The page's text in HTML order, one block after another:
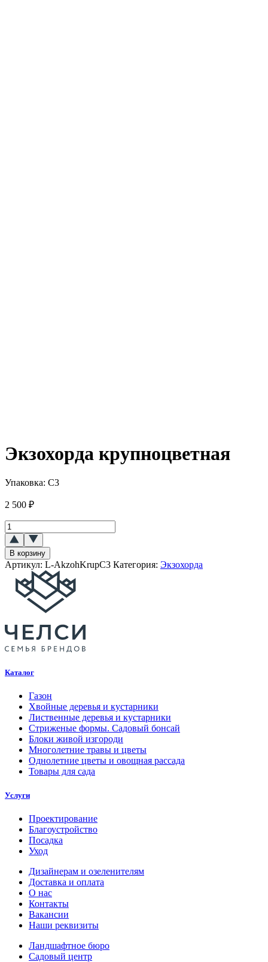
Экзохорда крупноцветная
Упаковка: C3
2 500 ₽
Количество
товара
Экзохорда
крупноцветная
В корзину
Артикул: L-AkzohKrupC3 Категория: Экзохорда
Каталог
Газон
Хвойные деревья и кустарники
Лиственные деревья и кустарники
Стриженые формы. Садовый бонсай
Блоки живой изгороди
Многолетние травы и цветы
Однолетние цветы и овощная рассада
Товары для сада
Услуги
Проектирование
Благоустройство
Посадка
Уход
Дизайнерам и озеленителям
Доставка и оплата
О нас
Контакты
Вакансии
Наши реквизиты
Ландшафтное бюро
Садовый центр